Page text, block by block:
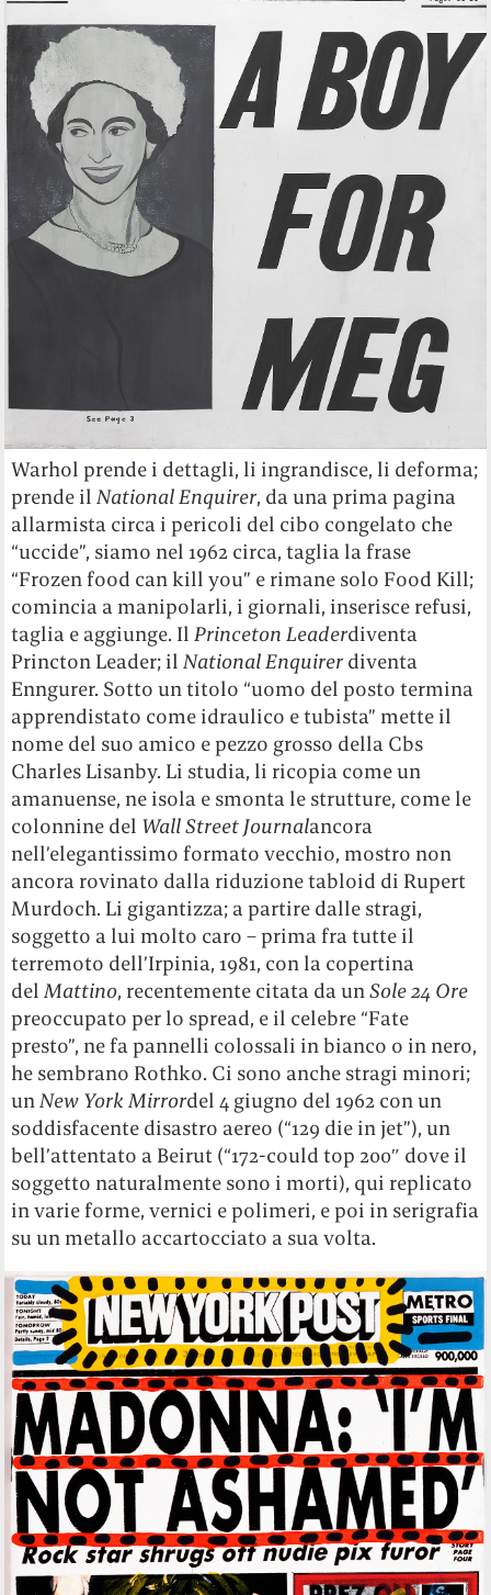
Warhol prende i dettagli, li ingrandisce, li deforma;
prende il National Enquirer, da una prima pagina
allarmista circa i pericoli del cibo congelato che
“uccide”, siamo nel 1962 circa, taglia la frase
“Frozen food can kill you” e rimane solo Food Kill;
comincia a manipolarli, i giornali, inserisce refusi,
taglia e aggiunge. Il Princeton Leaderdiventa
Princton Leader; il National Enquirer diventa
Enngurer. Sotto un titolo “uomo del posto termina
apprendistato come idraulico e tubista” mette il
nome del suo amico e pezzo grosso della Cbs
Charles Lisanby. Li studia, li ricopia come un
amanuense, ne isola e smonta le strutture, come le
colonnine del Wall Street Journalancora
nell’elegantissimo formato vecchio, mostro non
ancora rovinato dalla riduzione tabloid di Rupert
Murdoch. Li gigantizza; a partire dalle stragi,
soggetto a lui molto caro – prima fra tutte il
terremoto dell’Irpinia, 1981, con la copertina
del Mattino, recentemente citata da unSole 24 Ore
preoccupato per lo spread, e il celebre “Fate
presto”, ne fa pannelli colossali in bianco o in nero,
he sembrano Rothko. Ci sono anche stragi minori;
un New York Mirrordel 4 giugno del 1962 con un
soddisfacente disastro aereo (“129 die in jet”), un
bell’attentato a Beirut (“172-could top 200″ dove il
soggetto naturalmente sono i morti), qui replicato
in varie forme, vernici e polimeri, e poi in serigrafia
su un metallo accartocciato a sua volta.